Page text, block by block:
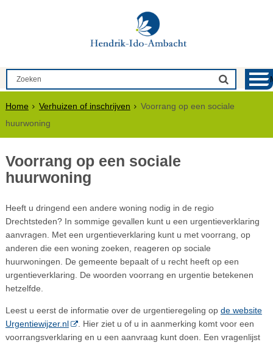
Home Verhuizen of inschrijven
Voorrang op een sociale
huurwoning
Voorrang op een sociale
huurwoning
Heeft u dringend een andere woning nodig in de regio
Drechtsteden? In sommige gevallen kunt u een urgentieverklaring
aanvragen. Met een urgentieverklaring kunt u met voorrang, op
anderen die een woning zoeken, reageren op sociale
huurwoningen. De gemeente bepaalt of u recht heeft op een
urgentieverklaring. De woorden voorrang en urgentie betekenen
hetzelfde.
Leest u eerst de informatie over de urgentieregeling op de website
Urgentiewijzer.nl
. Hier ziet u of u in aanmerking komt voor een
voorrangsverklaring en u een aanvraag kunt doen. Een vragenlijst